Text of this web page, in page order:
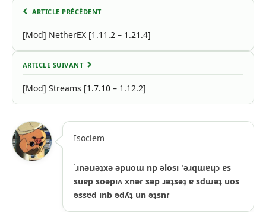
ARTICLE PRÉCÉDENT
[Mod] NetherEX [1.11.2 – 1.21.4]
ARTICLE SUIVANT
[Mod] Streams [1.7.10 – 1.12.2]
Isoclem
˙ɹnǝıɹǝʇxǝ ǝpuoɯ np ǝlosı 'ǝɹqɯɐɥɔ ɐs
suɐp soǝpıʌ xnǝɾ sǝp ɹǝʇsǝʇ ɐ sdɯǝʇ uos
ǝssɐd ınb ǝdʎʇ un ǝʇsnɾ